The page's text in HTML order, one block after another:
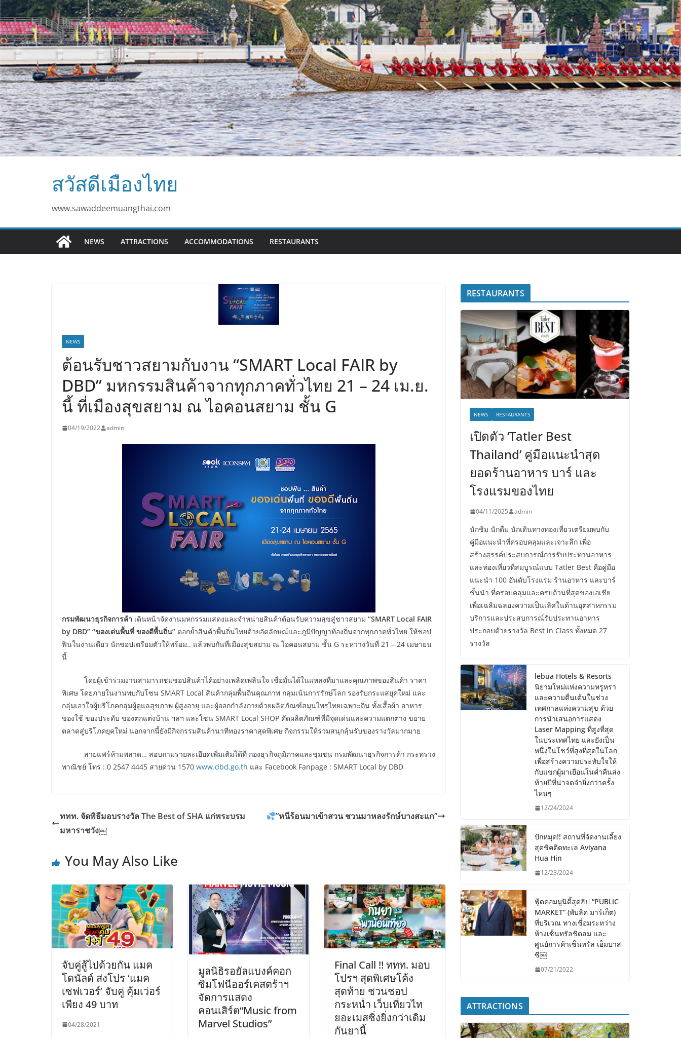
สวัสดีเมืองไทย
www.sawaddeemuangthai.com
NEWS ATTRACTIONS ACCOMMODATIONS RESTAURANTS
NEWS
ต้อนรับชาวสยามกับงาน “SMART Local FAIR by
DBD” มหกรรมสินค้าจากทุกภาคทั่วไทย 21 – 24 เม.ย.
นี้ ที่เมืองสุขสยาม ณ ไอคอนสยาม ชั้น G
04/19/2022 admin
กรมพัฒนาธุรกิจการค้า เดินหน้าจัดงานมหกรรมแสดงและจำหน่ายสินค้าต้อนรับความสุขสู่ชาวสยาม “SMART Local FAIR
by DBD” “ของเด่นพื้นที่ ของดีพื้นถิ่น” ตอกย้ำสินค้าพื้นถิ่นไทยด้วยอัตลักษณ์และภูมิปัญญาท้องถิ่นจากทุกภาคทั่วไทย ให้ชอป
ฟินในงานเดียว นักชอปเตรียมตัวให้พร้อม.. แล้วพบกันที่เมืองสุขสยาม ณ ไอคอนสยาม ชั้น G ระหว่างวันที่ 21 – 24 เมษายน
นี้
โดยผู้เข้าร่วมงานสามารถชมชอปสินค้าได้อย่างเพลิดเพลินใจ เชื่อมั่นได้ในแหล่งที่มาและคุณภาพของสินค้า ราคา
พิเศษ โดยภายในงานพบกับโซน SMART Local สินค้ากลุ่มพื้นถิ่นคุณภาพ กลุ่มเน้นการรักษ์โลก รองรับกระแสยุคใหม่ และ
กลุ่มเอาใจผู้บริโภคกลุ่มผู้ดูแลสุขภาพ ผู้สูงอายุ และผู้ออกกำลังกายด้วยผลิตภัณฑ์สมุนไพรไทยเฉพาะถิ่น ทั้งเสื้อผ้า อาหาร
ของใช้ ของประดับ ของตกแต่งบ้าน ฯลฯ และโซน SMART Local SHOP คัดผลิตภัณฑ์ที่มีจุดเด่นและความแตกต่าง ขยาย
ตลาดสู่บริโภคยุคใหม่ นอกจากนี้ยังมีกิจกรรมสินค้านาทีทองราคาสุดพิเศษ กิจกรรมให้ร่วมสนุกลุ้นรับของรางวัลมากมาย
สายแฟร์ห้ามพลาด… สอบถามรายละเอียดเพิ่มเติมได้ที่ กองธุรกิจภูมิภาคและชุมชน กรมพัฒนาธุรกิจการค้า กระทรวง
พาณิชย์ โทร : 0 2547 4445 สายด่วน 1570 www.dbd.go.th และ Facebook Fanpage : SMART Local by DBD
ททท. จัดพิธีมอบรางวัล The Best of SHA แก่พระบรม
มหาราชวัง￼
”หนีร้อนมาเข้าสวน ชวนมาหลงรักษ์บางสะแก”
You May Also Like
จับคู่สู้ไปด้วยกัน แมค
โดนัลด์ ส่งโปร ‘แมค
เซฟเวอร์’ จับคู่ คุ้มเว่อร์
เพียง 49 บาท
04/28/2021
มูลนิธิรอยัลแบงค์คอก
ซิมโฟนีออร์เคสตร้าฯ
จัดการแสดง
คอนเสิร์ต“Music from
Marvel Studios”
Final Call !! ททท. มอบ
โปรฯ สุดพิเศษโค้ง
สุดท้าย ชวนชอป
กระหน่ำ เว็บเที่ยวไท
ยอะเมสซิ่งยิ่งกว่าเดิม
กันยานี้
RESTAURANTS
NEWS RESTAURANTS
เปิดตัว ‘Tatler Best
Thailand’ คู่มือแนะนำสุด
ยอดร้านอาหาร บาร์ และ
โรงแรมของไทย
04/11/2025 admin
นักชิม นักดื่ม นักเดินทางท่องเที่ยวเตรียมพบกับ
คู่มือแนะนำที่ครอบคลุมและเจาะลึก เพื่อ
สร้างสรรค์ประสบการณ์การรับประทานอาหาร
และท่องเที่ยวที่สมบูรณ์แบบ Tatler Best คือคู่มือ
แนะนำ 100 อันดับโรงแรม ร้านอาหาร และบาร์
ชั้นนำ ที่ครอบคลุมและครบถ้วนที่สุดของเอเชีย
เพื่อเฉลิมฉลองความเป็นเลิศในด้านอุตสาหกรรม
บริการและประสบการณ์รับประทานอาหาร
ประกอบด้วยรางวัล Best in Class ทั้งหมด 27
รางวัล
lebua Hotels & Resorts
นิยามใหม่แห่งความหรูหรา
และความตื่นเต้นในช่วง
เทศกาลแห่งความสุข ด้วย
การนำเสนอการแสดง
Laser Mapping ที่สูงที่สุด
ในประเทศไทย และยังเป็น
หนึ่งในโชว์ที่สูงที่สุดในโลก
เพื่อสร้างความประทับใจให้
กับแขกผู้มาเยือนในค่ำคืนส่ง
ท้ายปีที่น่าจดจำยิ่งกว่าครั้ง
ไหนๆ
12/24/2024
ปักหมุด!! สถานที่จัดงานเลี้ยง
สุดชิคติดทะเล Aviyana
Hua Hin
12/23/2024
ฟู้ดคอมมูนิตี้สุดฮิป “PUBLIC
MARKET” (พับลิค มาร์เก็ต)
ที่บริเวณ ทางเชื่อมระหว่าง
ห้างเซ็นทรัลชิดลม และ
ศูนย์การค้าเซ็นทรัล เอ็มบาส
ซี￼
07/21/2022
ATTRACTIONS